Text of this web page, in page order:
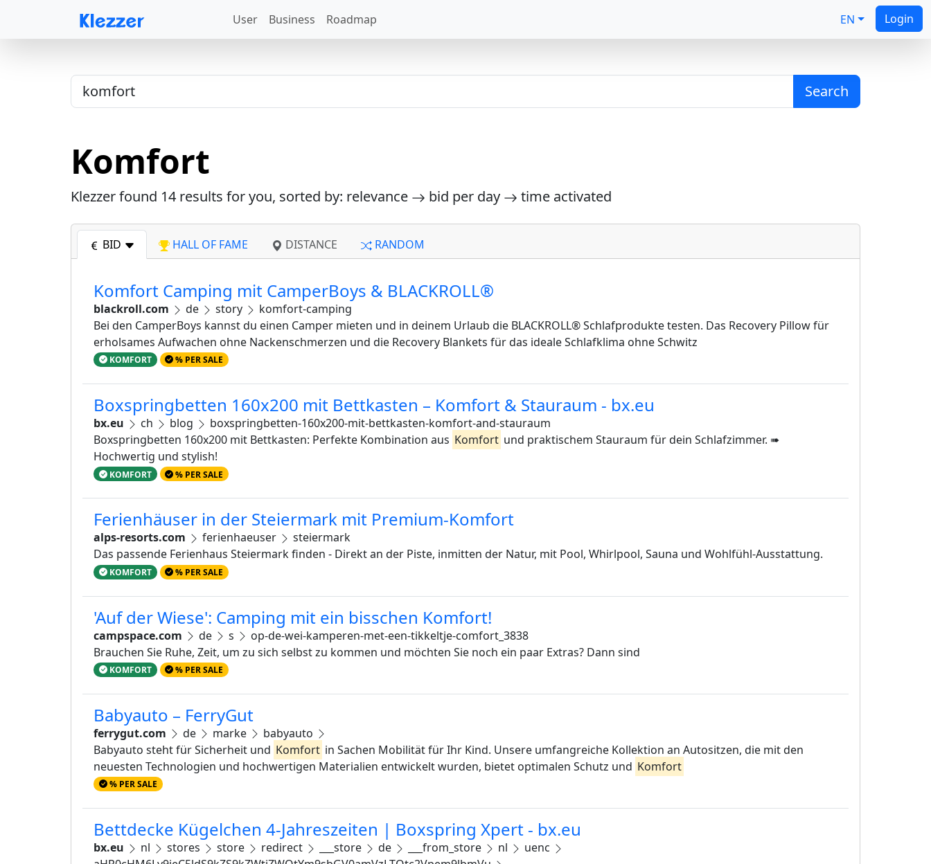
User Business Roadmap EN Login
Search
Komfort
Klezzer found 14 results for you, sorted by: relevance bid per day time activated
BID HALL OF FAME DISTANCE RANDOM
Komfort Camping mit CamperBoys & BLACKROLL®
blackroll.com de story
komfort-camping
Bei den CamperBo ys kannst du einen Camper mieten und in deinem Urlaub die BLACKROLL® Schlafprodukte testen. Das Recovery Pillow für
erholsames Aufwachen ohne Nackenschmerzen und die Recovery Blankets für das ideale Schlafklima ohne Schwitz
KOMFORT % PER SALE
Boxspringbetten 160x200 mit Bettkasten – Komfort & Stauraum - bx.eu
bx.eu ch blog
boxspringbetten-160x200-mit-bettkasten-komfort-and-stauraum
Boxspringbetten 160x200 mit Bettkasten: Perfekte Kombination aus Komfort und praktischem Stauraum für dein Schlafzimmer. ➠
Hochwertig und stylish!
KOMFORT % PER SALE
Ferienhäuser in der Steiermark mit Premium-Komfort
alps-resorts.com ferienhaeuser
steiermark
Das passende Ferienhaus Steiermark finden - Direkt an der Piste, inmitten der Natur, mit Pool, Whirlpool, Sauna und Wohlfühl-Ausstattung.
KOMFORT % PER SALE
'Auf der Wiese': Camping mit ein bisschen Komfort!
campspace.com de s
op-de-wei-kamperen-met-een-tikkeltje-comfort_3838
Brauchen Sie Ruhe, Zeit, um zu sich selbst zu kommen und möchten Sie noch ein paar Extras? Dann sind
KOMFORT % PER SALE
Babyauto – FerryGut
ferrygut.com de marke
babyauto
Babyauto steht für Sicherheit und Komfort in Sachen Mobilität für Ihr Kind. Unsere umfangreiche Kollektion an Autositzen, die mit den
neuesten Technologien und hochwertigen Materialien entwickelt wurden, bietet optimalen Schutz und Komfort
% PER SALE
Bettdecke Kügelchen 4-Jahreszeiten | Boxspring Xpert - bx.eu
bx.eu nl stores store redirect ___store de ___from_store nl
uenc